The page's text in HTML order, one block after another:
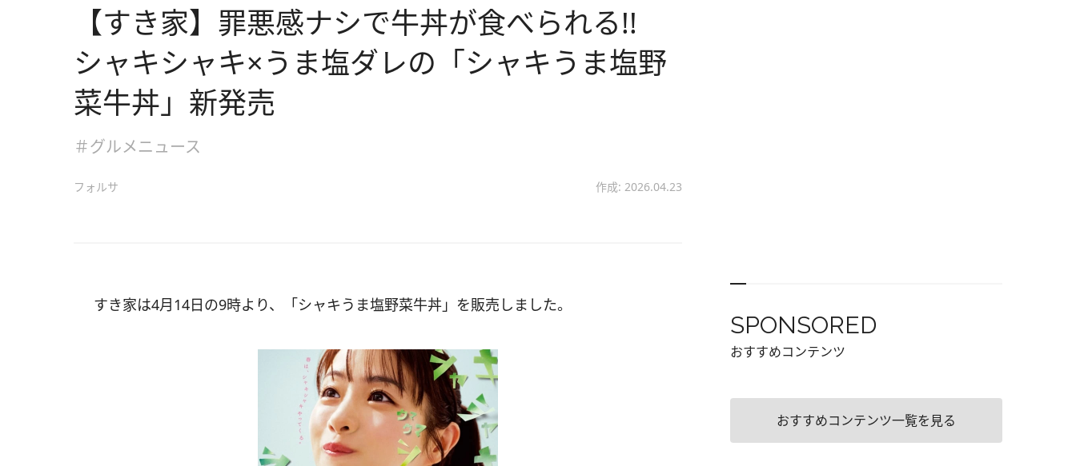
【すき家】罪悪感ナシで牛丼が食べられる!!
シャキシャキ×うま塩ダレの「シャキうま塩野
菜牛丼」新発売
＃グルメニュース
フォルサ 作成: 2026.04.23
すき家は4月14日の9時より、「シャキうま塩野菜牛丼」を販売しました。
SPONSORED
おすすめコンテンツ
おすすめコンテンツ一覧を見る